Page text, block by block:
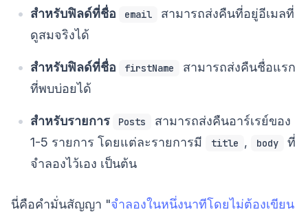
สำหรับฟิลด์ที่ชื่อ email
สามารถส่งคืนที่อยู่อีเมลที่
ดูสมจริงได้
สำหรับฟิลด์ที่ชื่อ firstName
สามารถส่งคืนชื่อแรก
ที่พบบ่อยได้
สำหรับรายการ Posts
สามารถส่งคืนอาร์เรย์ของ
1-5 รายการ โดยแต่ละรายการมี
title , body
ที่
จำลองไว้เอง เป็นต้น
นี่คือคำมั่นสัญญา "จำลองในหนึ่งนาทีโดยไม่ต้องเขียน